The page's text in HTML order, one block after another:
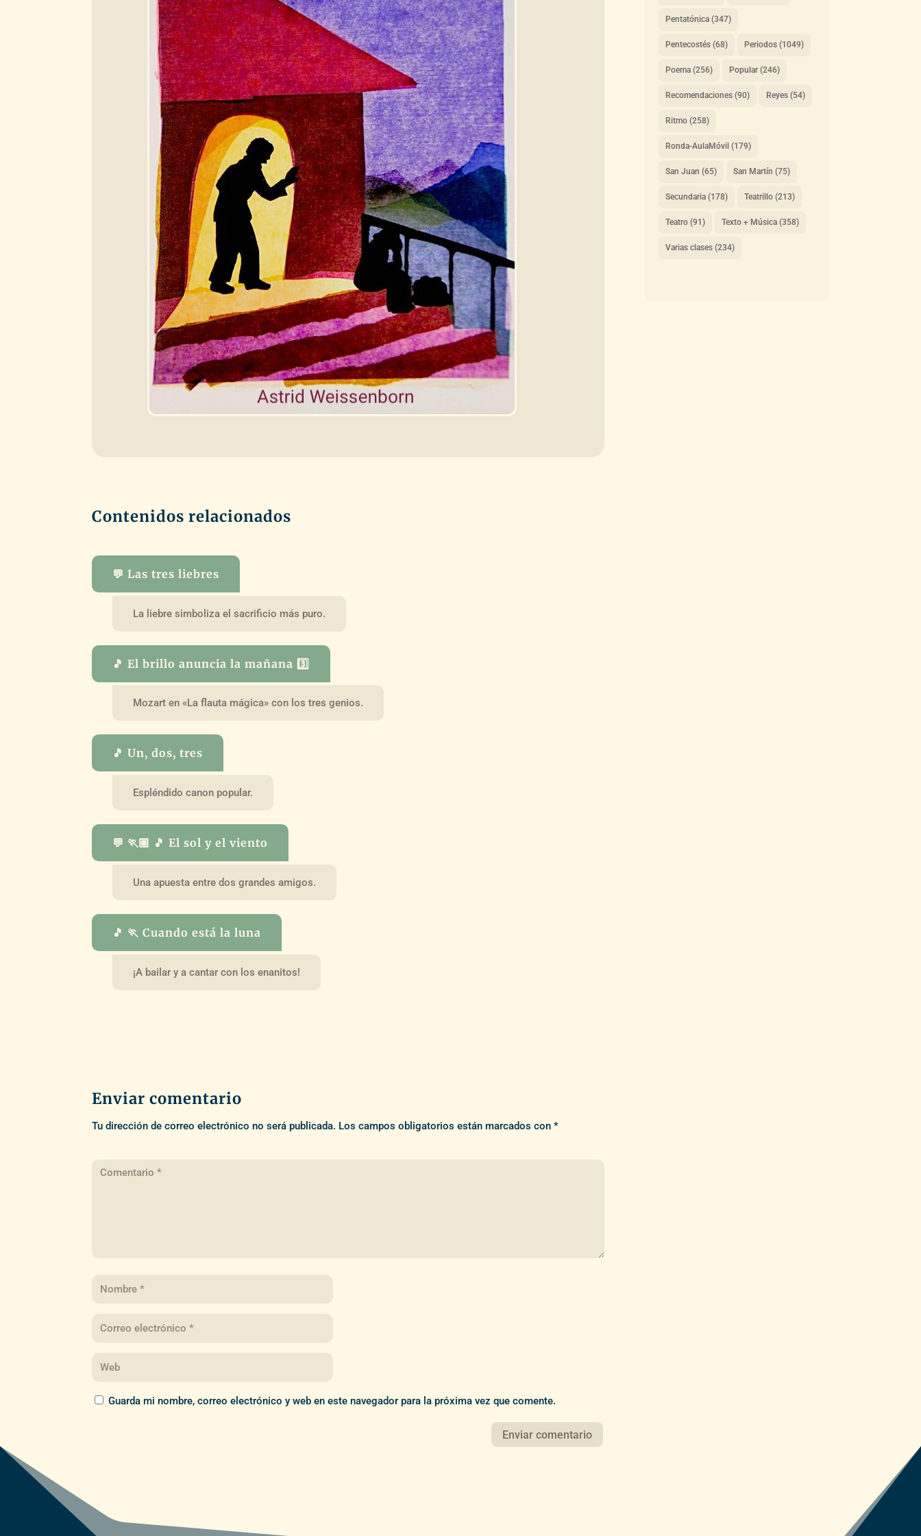
Contenidos relacionados
💬 Las tres liebres
La liebre simboliza el sacrificio más puro.
🎵 El brillo anuncia la mañana 3️⃣
Mozart en «La flauta mágica» con los tres genios.
🎵 Un, dos, tres
Espléndido canon popular.
💬 🏃🏽 🎵 El sol y el viento
Una apuesta entre dos grandes amigos.
🎵 🏃 Cuando está la luna
¡A bailar y a cantar con los enanitos!
Enviar comentario
Tu dirección de correo electrónico no será publicada. Los campos obligatorios están marcados con*
Guarda mi nombre, correo electrónico y web en este navegador para la próxima vez que comente.
Pentatónica(347)
Pentecostés(68) Periodos(1049)
Poema(256) Popular(246)
Recomendaciones(90) Reyes(54)
Ritmo(258)
Ronda-AulaMóvil (179)
San Juan (65) San Martín (75)
Secundaria(178) Teatrillo(213)
Teatro(91) Texto + Música(358)
Varias clases(234)